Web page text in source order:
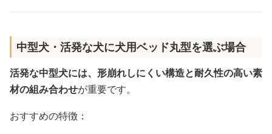
中型犬・活発な犬に犬用ベッド丸型を選ぶ場合
活発な中型犬には、形崩れしにくい構造と耐久性の高い素
材の組み合わせが重要です。
おすすめの特徴：